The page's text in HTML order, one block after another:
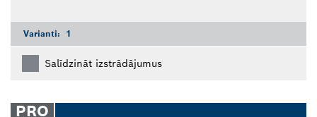
Varianti: 1
Salīdzināt izstrādājumus
PRO